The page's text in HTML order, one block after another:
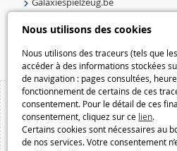
Nous utilisons des cookies
Nous utilisons des traceurs (tels que
accéder à des informations stockées
de navigation : pages consultées,
fonctionnement de certains de ces
consentement. Pour le détail de ces
consentement, cliquez sur ce lien.
Certains cookies sont nécessaires au
de nos services. Votre consentement